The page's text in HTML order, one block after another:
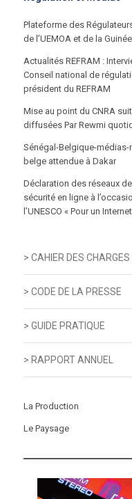
articles
Plateforme des
de l’UEMOA et de la
Actualités REFRAM :
Conseil national de
président du REFRAM
Mise au point du CNRA
diffusées Par Rewmi
Sénégal-Belgique-
belge attendue à Dakar
Déclaration des réseaux
sécurité en ligne à
l’UNESCO « Pour un
> CAHIER DES CHARGES
> CODE DE LA PRESSE
> GUIDE PRATIQUE
> RAPPORT ANNUEL
La Production
Le Paysage